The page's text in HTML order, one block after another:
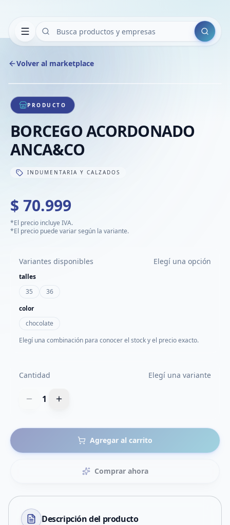
Buscar
Volver al marketplace
1/1
PRODUCTO
BORCEGO ACORDONADO
ANCA&CO
INDUMENTARIA Y CALZADOS
$ 70.999
*El precio incluye IVA.
*El precio puede variar según la variante.
Variantes disponibles Elegí una opción
talles
35
36
color
chocolate
Elegí una combinación para conocer el stock y el precio exacto.
Cantidad Elegí una variante
1
Agregar al carrito
Comprar ahora
Descripción del producto